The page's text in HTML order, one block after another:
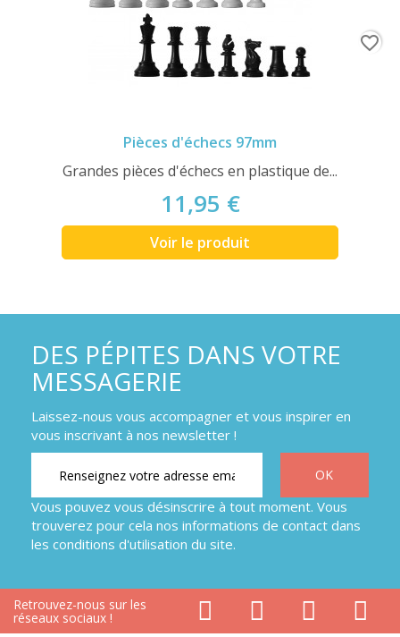
Pièces d'échecs 97mm
Grandes pièces d'échecs en plastique de...
11,95 €
Voir le produit
favorite_border
DES PÉPITES DANS VOTRE
MESSAGERIE
Laissez-nous vous accompagner et vous inspirer en
vous inscrivant à nos newsletter !
Vous pouvez vous désinscrire à tout moment. Vous
trouverez pour cela nos informations de contact dans
les conditions d'utilisation du site.
Retrouvez-nous sur les
réseaux sociaux !